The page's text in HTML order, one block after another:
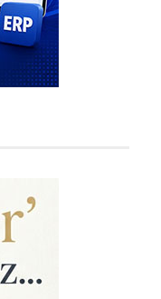
farklı
kullanarak
küçük
kaplı bir yüzeyin
yüzeyle temas
yük kazandığını,
gösteriyor. Bu